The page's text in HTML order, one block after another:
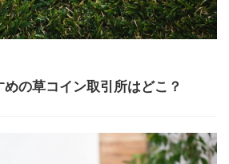
めの草コイン取引所はどこ？